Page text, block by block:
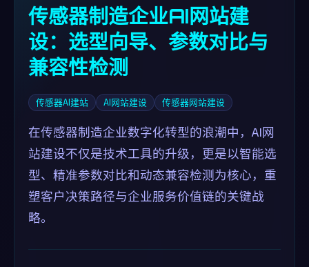
传感器制造企业AI网站建
设：选型向导、参数对比与
兼容性检测
传感器AI建站 AI网站建设 传感器网站建设
在传感器制造企业数字化转型的浪潮中，AI网
站建设不仅是技术工具的升级，更是以智能选
型、精准参数对比和动态兼容检测为核心，重
塑客户决策路径与企业服务价值链的关键战
略。